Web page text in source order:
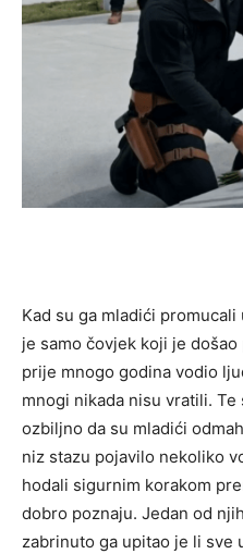
Kad su ga mladići
je samo čovjek koji je
prije mnogo godina vodio
mnogi nikada nisu vratili.
ozbiljno da su mladići
niz stazu pojavilo nekoliko
hodali sigurnim korakom
dobro poznaju. Jedan od
zabrinuto ga upitao je li sve